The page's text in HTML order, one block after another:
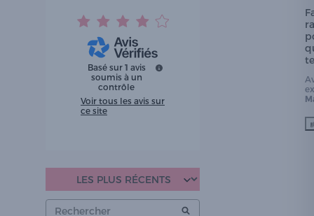
Basé sur 1 avis
soumis à un
contrôle
Voir tous les avis sur
ce site